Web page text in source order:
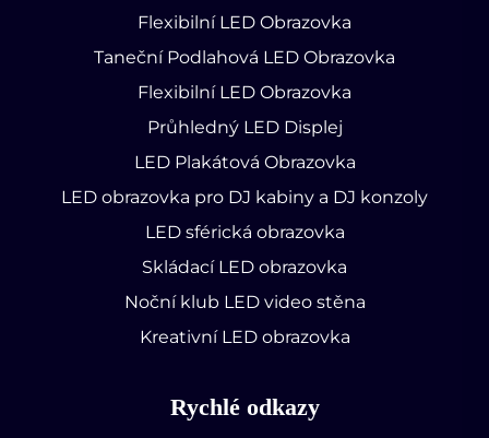
Flexibilní LED Obrazovka
Taneční Podlahová LED Obrazovka
Flexibilní LED Obrazovka
Průhledný LED Displej
LED Plakátová Obrazovka
LED obrazovka pro DJ kabiny a DJ konzoly
LED sférická obrazovka
Skládací LED obrazovka
Noční klub LED video stěna
Kreativní LED obrazovka
Rychlé odkazy